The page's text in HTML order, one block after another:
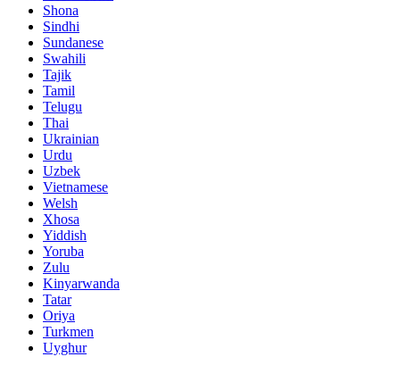
Shona
Sindhi
Sundanese
Swahili
Tajik
Tamil
Telugu
Thai
Ukrainian
Urdu
Uzbek
Vietnamese
Welsh
Xhosa
Yiddish
Yoruba
Zulu
Kinyarwanda
Tatar
Oriya
Turkmen
Uyghur